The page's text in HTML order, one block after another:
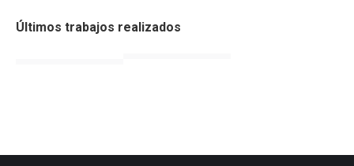
Últimos trabajos realizados